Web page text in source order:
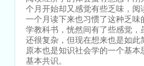
个月开始却又感觉有些乏味，
一个月读下来也习惯了这种乏
学教科书，恍然间有了些感觉
还很复杂，但现在想来也是如
原本也是知识社会学的一个基
基本共识。